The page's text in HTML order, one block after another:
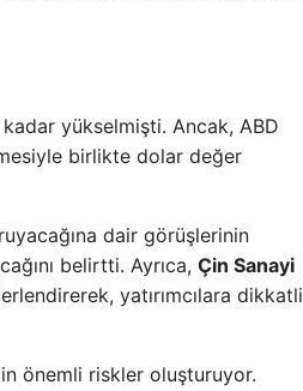
yükselmişti. Ancak, ABD
birlikte dolar değer
dair görüşlerinin
belirtti. Ayrıca, Çin Sanayi
yatırımcılara dikkatli
önemli riskler oluşturuyor.